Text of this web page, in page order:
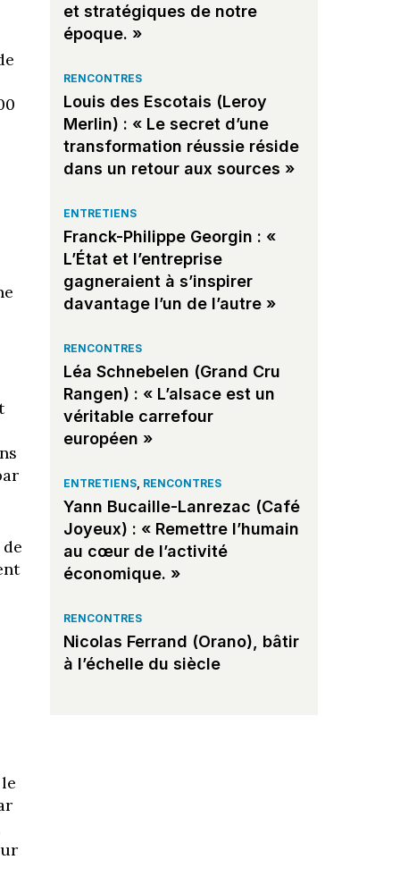
et stratégiques de notre
époque. »
RENCONTRES
Louis des Escotais (Leroy
Merlin) : « Le secret d’une
transformation réussie réside
dans un retour aux sources »
ENTRETIENS
Franck-Philippe Georgin : «
L’État et l’entreprise
gagneraient à s’inspirer
davantage l’un de l’autre »
RENCONTRES
Léa Schnebelen (Grand Cru
Rangen) : « L’alsace est un
véritable carrefour
européen »
ENTRETIENS, RENCONTRES
Yann Bucaille-Lanrezac (Café
Joyeux) : « Remettre l’humain
au cœur de l’activité
économique. »
RENCONTRES
Nicolas Ferrand (Orano), bâtir
à l’échelle du siècle